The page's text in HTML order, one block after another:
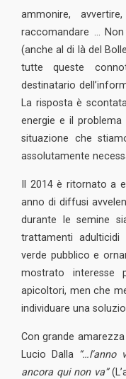
ammonire,
raccomandare …
(anche al di là del
tutte queste
destinatario
La risposta è
energie e il problema
situazione che
assolutamente
Il 2014 è ritornato a
anno di diffusi
durante le semine
trattamenti
verde pubblico e
mostrato interesse
apicoltori, men che
individuare una
Con grande
Lucio Dalla
ancora qui non va”